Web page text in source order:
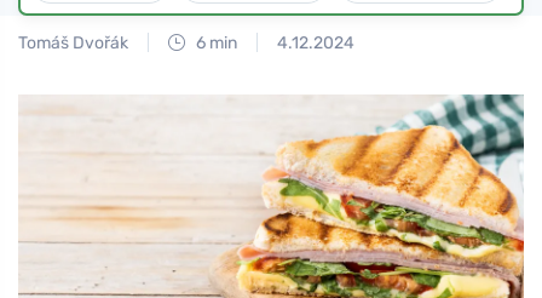
Tomáš Dvořák 6 min 4.12.2024